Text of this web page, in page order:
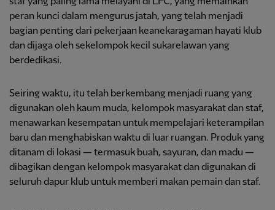
peran kunci dalam mengurus jatah, yang telah menjadi
bagian penting dari pekerjaan keanekaragaman hayati klub
dan dijaga oleh sekelompok kecil sukarelawan yang
berdedikasi.
Seiring waktu, itu telah berkembang menjadi ruang yang
digunakan oleh kaum muda, kelompok masyarakat dan staf,
menawarkan kesempatan untuk mempelajari keterampilan
baru dan menghabiskan waktu di luar ruangan. Produk yang
ditanam di lokasi — termasuk buah, sayuran, dan madu —
dibagikan dengan kelompok masyarakat dan digunakan di
seluruh dapur klub untuk memberi makan pemain dan staf.